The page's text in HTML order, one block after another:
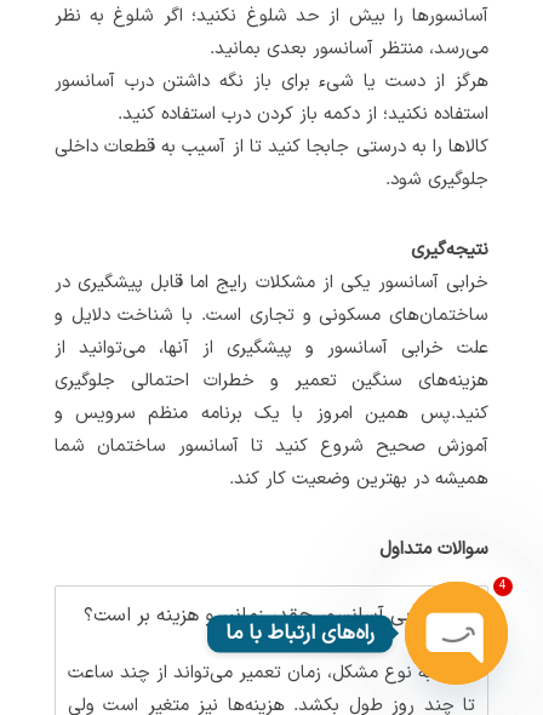
آسانسورها را بیش از حد شلوغ نکنید؛ اگر شلوغ به نظر
می‌رسد، منتظر آسانسور بعدی بمانید.
هرگز از دست یا شیء برای باز نگه داشتن درب آسانسور
استفاده نکنید؛ از دکمه باز کردن درب استفاده کنید.
کالاها را به درستی جابجا کنید تا از آسیب به قطعات داخلی
جلوگیری شود.
نتیجه‌گیری
خرابی آسانسور یکی از مشکلات رایج اما قابل پیشگیری در
ساختمان‌های مسکونی و تجاری است. با شناخت دلایل و
علت خرابی آسانسور و پیشگیری از آنها، می‌توانید از
هزینه‌های سنگین تعمیر و خطرات احتمالی جلوگیری
کنید.پس همین امروز با یک برنامه منظم سرویس و
آموزش صحیح شروع کنید تا آسانسور ساختمان شما
همیشه در بهترین وضعیت کار کند.
سوالات متداول
خرابی آسانسور چقدر زمانبر و هزینه بر است؟
بسته به نوع مشکل، زمان تعمیر می‌تواند از چند ساعت
تا چند روز طول بکشد. هزینه‌ها نیز متغیر است ولی
راه‌های ارتباط با ما
Open
4